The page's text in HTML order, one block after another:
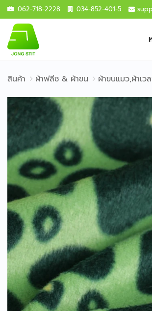
062-718-2228 034-852-401-5
สินค้า ผ้าฟลีซ & ผ้าขน ผ้าขนแมว,ผ้าเว